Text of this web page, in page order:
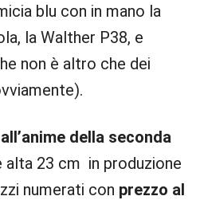
blu con in mano la
la Walther P38, e
non è altro che dei
della seconda
alta 23 cm in produzione
numerati con prezzo al